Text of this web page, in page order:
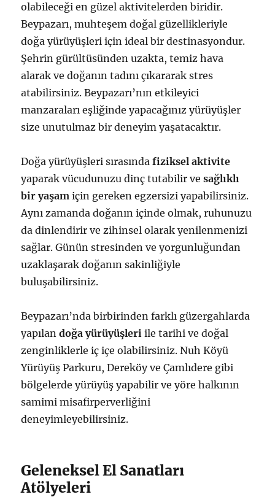
olabileceği en güzel aktivitelerden biridir.
Beypazarı, muhteşem doğal güzellikleriyle
doğa yürüyüşleri için ideal bir destinasyondur.
Şehrin gürültüsünden uzakta, temiz hava
alarak ve doğanın tadını çıkararak stres
atabilirsiniz. Beypazarı’nın etkileyici
manzaraları eşliğinde yapacağınız yürüyüşler
size unutulmaz bir deneyim yaşatacaktır.
Doğa yürüyüşleri sırasındafiziksel aktivite
yaparak vücudunuzu dinç tutabilir vesağlıklı
bir yaşam için gereken egzersizi yapabilirsiniz.
Aynı zamanda doğanın içinde olmak, ruhunuzu
da dinlendirir ve zihinsel olarak yenilenmenizi
sağlar. Günün stresinden ve yorgunluğundan
uzaklaşarak doğanın sakinliğiyle
buluşabilirsiniz.
Beypazarı’nda birbirinden farklı güzergahlarda
yapılandoğa yürüyüşleri ile tarihi ve doğal
zenginliklerle iç içe olabilirsiniz. Nuh Köyü
Yürüyüş Parkuru, Dereköy ve Çamlıdere gibi
bölgelerde yürüyüş yapabilir ve yöre halkının
samimi misafirperverliğini
deneyimleyebilirsiniz.
Geleneksel El Sanatları
Atölyeleri